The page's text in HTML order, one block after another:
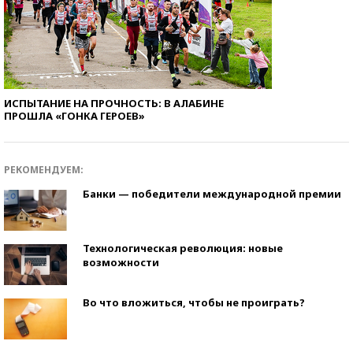
ИСПЫТАНИЕ НА ПРОЧНОСТЬ: В АЛАБИНЕ
ПРОШЛА «ГОНКА ГЕРОЕВ»
РЕКОМЕНДУЕМ:
Банки — победители международной премии
Технологическая революция: новые
возможности
Во что вложиться, чтобы не проиграть?